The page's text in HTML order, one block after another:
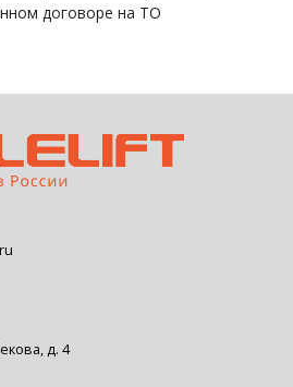
договоре на ТО
д. 4